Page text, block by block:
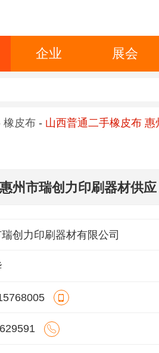
企业 展会
橡皮布- 山西普通二手橡皮布 惠
州市瑞创力印刷器材供应
创力印刷器材有限公司